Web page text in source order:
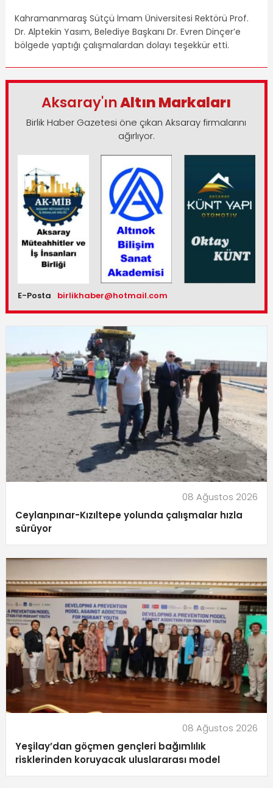
Kahramanmaraş Sütçü İmam Üniversitesi Rektörü Prof.
Dr. Alptekin Yasım, Belediye Başkanı Dr. Evren Dinçer’e
bölgede yaptığı çalışmalardan dolayı teşekkür etti.
Aksaray'ınAltın Markaları
Birlik Haber Gazetesi öne çıkan Aksaray firmalarını
ağırlıyor.
E-Posta birlikhaber@hotmail.com
08 Ağustos 2026
Ceylanpınar-Kızıltepe yolunda çalışmalar hızla
sürüyor
08 Ağustos 2026
Yeşilay’dan göçmen gençleri bağımlılık
risklerinden koruyacak uluslararası model